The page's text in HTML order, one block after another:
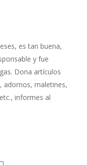
es tan buena,
y fue
Dona artículos
adornos, maletines,
informes al